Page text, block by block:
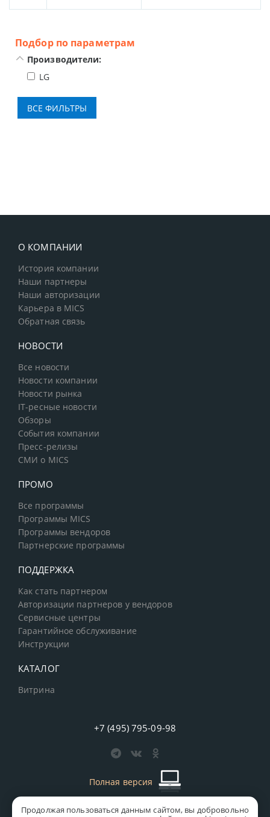
Продолжая пользоваться данным сайтом, вы добровольно
Подбор по параметрам
Производители:
LG
О КОМПАНИИ
История компании
Наши партнеры
Наши авторизации
Карьера в MICS
Обратная связь
НОВОСТИ
Все новости
Новости компании
Новости рынка
IT-ресные новости
Обзоры
События компании
Пресс-релизы
СМИ о MICS
ПРОМО
Все программы
Программы MICS
Программы вендоров
Партнерские программы
ПОДДЕРЖКА
Как стать партнером
Авторизации партнеров у вендоров
Сервисные центры
Гарантийное обслуживание
Инструкции
КАТАЛОГ
Витрина
+7 (495) 795-09-98
Полная версия
старая версия сайтаMICS